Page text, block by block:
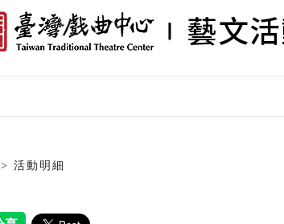
> 活動明細